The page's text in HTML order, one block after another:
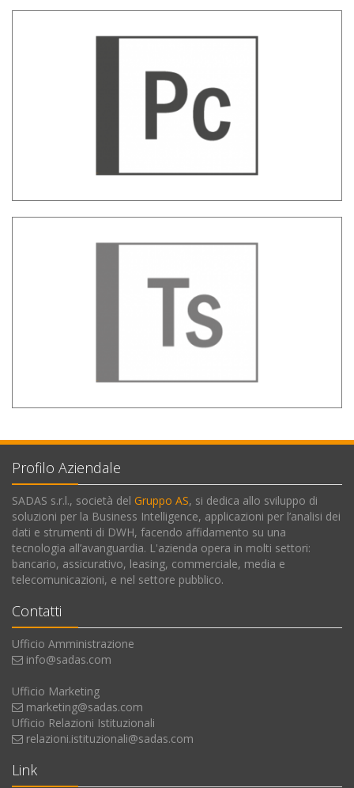
ProClient Banche – Profilazione Clienti
per banche
Tag Sheriff – Valutazione metadati di siti
web
Profilo Aziendale
SADAS s.r.l., società del Gruppo AS, si dedica allo sviluppo di
soluzioni per la Business Intelligence, applicazioni per l’analisi dei
dati e strumenti di DWH, facendo affidamento su una
tecnologia all’avanguardia. L'azienda opera in molti settori:
bancario, assicurativo, leasing, commerciale, media e
telecomunicazioni, e nel settore pubblico.
Contatti
Ufficio Amministrazione
info@sadas.com
Ufficio Marketing
marketing@sadas.com
Ufficio Relazioni Istituzionali
relazioni.istituzionali@sadas.com
Link